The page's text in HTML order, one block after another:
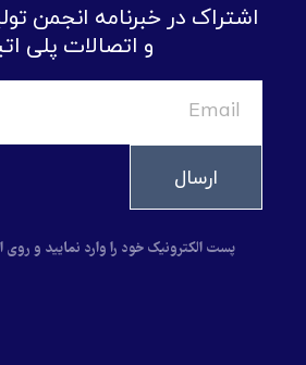
اشتراک در خبرنامه انجمن
و اتصالات پلی
ارسال
پست الکترونیک خود را وارد نمایید و روی